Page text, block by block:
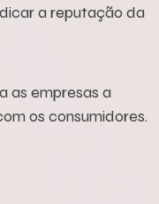
a reputação da
as empresas a
os consumidores.